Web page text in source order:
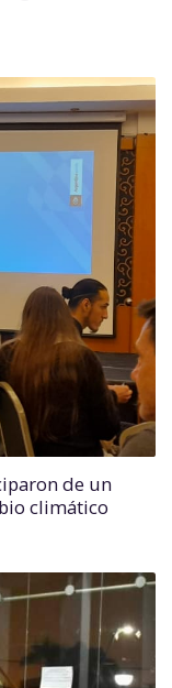
de un
climático